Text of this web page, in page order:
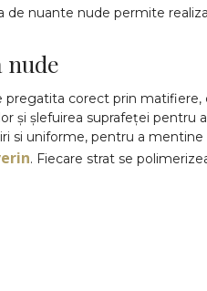
de nuante nude permite
nude
corect prin
și șlefuirea suprafeței pentru
si uniforme, pentru a
. Fiecare strat se